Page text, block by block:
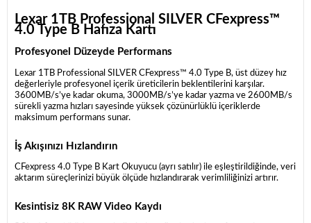
Lexar 1TB Professional SILVER CFexpress™
4.0 Type B Hafıza Kartı
Profesyonel Düzeyde Performans
Lexar 1TB Professional SILVER CFexpress™ 4.0 Type B, üst düzey hız
değerleriyle profesyonel içerik üreticilerin beklentilerini karşılar.
3600MB/s’ye kadar okuma, 3000MB/s’ye kadar yazma ve 2600MB/s
sürekli yazma hızları sayesinde yüksek çözünürlüklü içeriklerde
maksimum performans sunar.
İş Akışınızı Hızlandırın
CFexpress 4.0 Type B Kart Okuyucu (ayrı satılır) ile eşleştirildiğinde, veri
aktarım süreçlerinizi büyük ölçüde hızlandırarak verimliliğinizi artırır.
Kesintisiz 8K RAW Video Kaydı